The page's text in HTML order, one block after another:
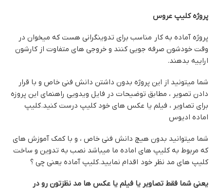
پروژه کلیپ عروس
پروژه آماده به کار مناسب برای تدوینگرانی هست که میخوان در
وقت خودشون صرفه جویی کنند و خروجی های متفاوت از کارشون
اراییه بدهند.
شما میتونید از این پروژه بدون داشتن دانش فنی خاص و با قرار
دادن تصویر ، مطابق توضیحات در فایل ویدویی راهنمای این پروزه
برای تصاویر ، فیلم یا عکس های خود کلیپ درست کنید.کلیپ
اماده ادیوس
شما میتوانید بدون هیچ دانش فنی خاص ، و با کمک آموزش های
که مربوط به کلیپ های اماده ما میباشد نصب به تدوین و ساخت
کلیپ های مد نظر خود اقدام نمایید.کلیپ آماده یعنی چی ؟
یعنی شما فقط تصاویر یا فیلم یا عکس ها مد نظزتون رو در